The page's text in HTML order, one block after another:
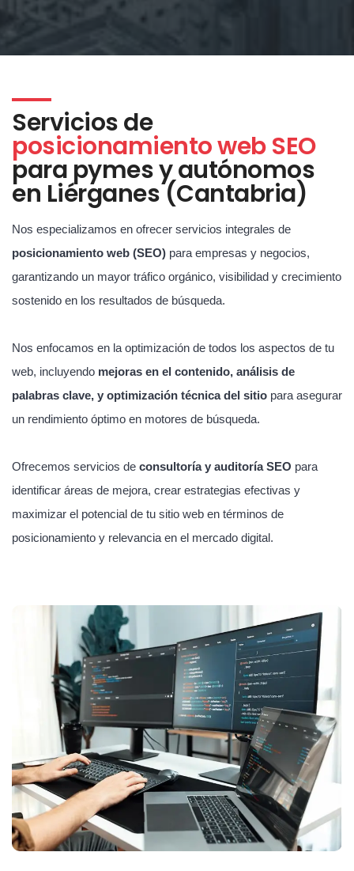
Servicios de
posicionamiento web SEO
para pymes y autónomos
en Liérganes (Cantabria)
Nos especializamos en ofrecer servicios integrales de
posicionamiento web (SEO) para empresas y negocios,
garantizando un mayor tráfico orgánico, visibilidad y crecimiento
sostenido en los resultados de búsqueda.
Nos enfocamos en la optimización de todos los aspectos de tu
web, incluyendo mejoras en el contenido, análisis de
palabras clave, y optimización técnica del sitio para asegurar
un rendimiento óptimo en motores de búsqueda.
Ofrecemos servicios de consultoría y auditoría SEO para
identificar áreas de mejora, crear estrategias efectivas y
maximizar el potencial de tu sitio web en términos de
posicionamiento y relevancia en el mercado digital.